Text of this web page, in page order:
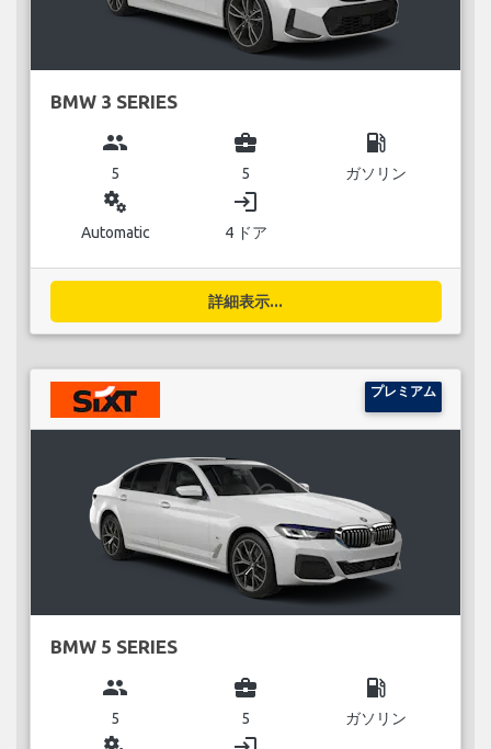
BMW 3 SERIES
group
5
business_center
5
local_gas_station
ガソリン
miscellaneous_services
Automatic
login
4 ドア
詳細表示...
プレミアム
BMW 5 SERIES
group
5
business_center
5
local_gas_station
ガソリン